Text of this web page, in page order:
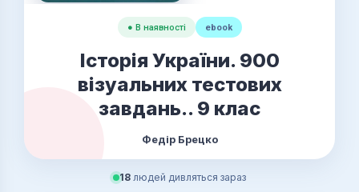
● В наявності ebook
Історія України. 900
візуальних тестових
завдань.. 9 клас
Федір Брецко
18 людей дивляться зараз